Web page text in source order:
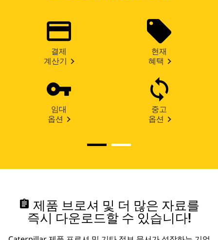
결제
계산기
현재
혜택
임대
옵션
중고
옵션
assignment 제품 브로셔 및 더 많은 자료를
즉시 다운로드할 수 있습니다!